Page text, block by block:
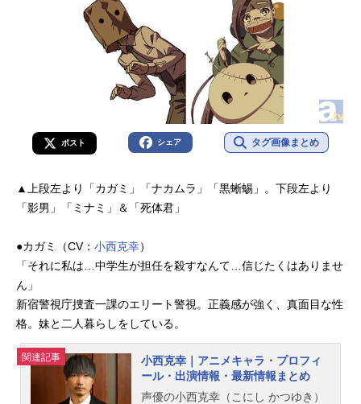
ポスト シェア タグ画像まとめ
▲上段左より「カガミ」「ナカムラ」「黒蜥蜴」。下段左より
「影男」「ミナミ」＆「死体君」
●カガミ（CV： 小西克幸）
「それに私は…中学生が担任を殺すなんて…信じたくはありませ
ん」
新宿警視庁捜査一課のエリート警視。正義感が強く、真面目な性
格。妹と二人暮らしをしている。
関連記事
小西克幸｜アニメキャラ・プロフィ
ール・出演情報・最新情報まとめ
声優の小西克幸（こにし かつゆき）